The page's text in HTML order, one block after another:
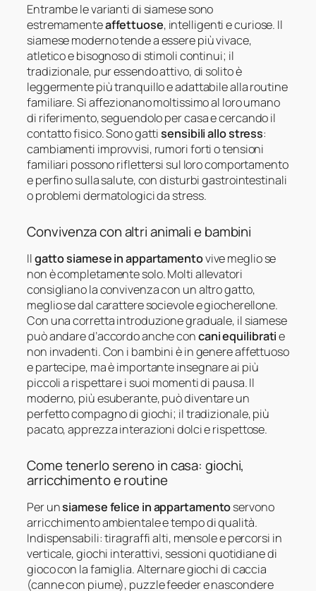
Entrambe le varianti di siamese sono
estremamenteaffettuose, intelligenti e curiose. Il
siamese moderno tende a essere più vivace,
atletico e bisognoso di stimoli continui; il
tradizionale, pur essendo attivo, di solito è
leggermente più tranquillo e adattabile alla routine
familiare. Si affezionano moltissimo al loro umano
di riferimento, seguendolo per casa e cercando il
contatto fisico. Sono gattisensibili allo stress:
cambiamenti improvvisi, rumori forti o tensioni
familiari possono riflettersi sul loro comportamento
e perfino sulla salute, con disturbi gastrointestinali
o problemi dermatologici da stress.
Convivenza con altri animali e bambini
Ilgatto siamese in appartamentovive meglio se
non è completamente solo. Molti allevatori
consigliano la convivenza con un altro gatto,
meglio se dal carattere socievole e giocherellone.
Con una corretta introduzione graduale, il siamese
può andare d’accordo anche concani equilibratie
non invadenti. Con i bambini è in genere affettuoso
e partecipe, ma è importante insegnare ai più
piccoli a rispettare i suoi momenti di pausa. Il
moderno, più esuberante, può diventare un
perfetto compagno di giochi; il tradizionale, più
pacato, apprezza interazioni dolci e rispettose.
Come tenerlo sereno in casa: giochi,
arricchimento e routine
Per unsiamese felice in appartamentoservono
arricchimento ambientale e tempo di qualità.
Indispensabili: tiragraffi alti, mensole e percorsi in
verticale, giochi interattivi, sessioni quotidiane di
gioco con la famiglia. Alternare giochi di caccia
(canne con piume), puzzle feeder e nascondere